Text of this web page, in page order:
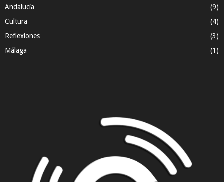
Andalucía
(9)
Cultura
(4)
Reflexiones
(3)
Málaga
(1)